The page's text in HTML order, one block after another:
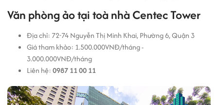
Văn phòng ảo tại toà nhà Centec Tower
Địa chỉ: 72-74 Nguyễn Thị Minh Khai, Phường 6, Quận 3
Giá tham khảo: 1.500.000VNĐ/tháng -
3.000.000VNĐ/tháng
Liên hệ:0987 11 00 11